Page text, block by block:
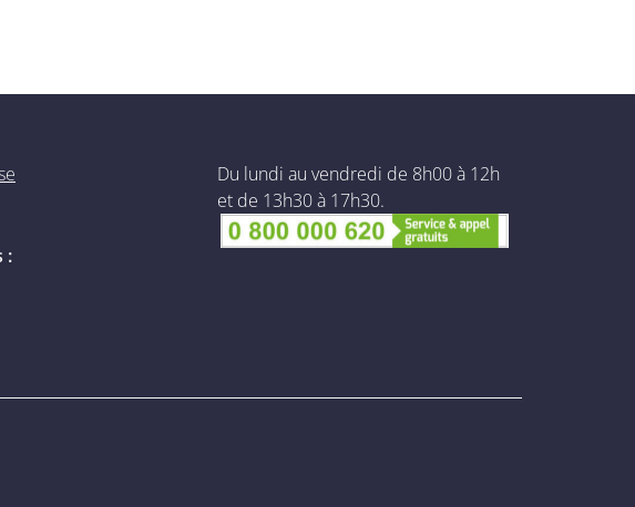
:
Du lundi au vendredi de 8h00 à 12h
et de 13h30 à 17h30.